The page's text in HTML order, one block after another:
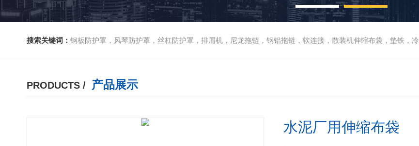
搜索关键词： 钢板防护罩，风琴防护罩，丝杠防护罩，排屑机，尼龙拖链，钢铝拖链，软连接，散装机伸缩布袋，垫铁，冷却管，刮屑板
PRODUCTS / 产品展示
水泥厂用伸缩布袋